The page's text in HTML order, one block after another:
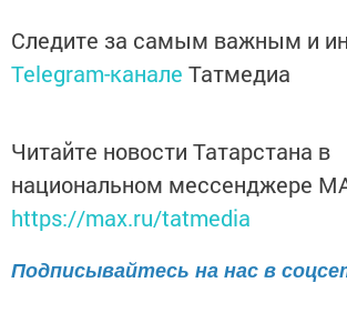
Следите за самым важным и
Telegram-канале Татмедиа
Читайте новости Татарстана в
национальном мессенджере
https://max.ru/tatmedia
Подписывайтесь на нас в